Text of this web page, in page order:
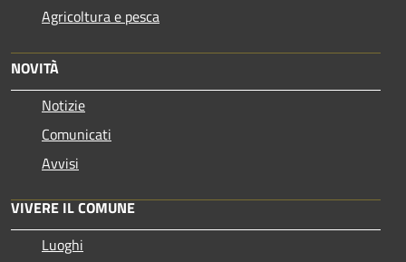
Agricoltura e pesca
NOVITÀ
Notizie
Comunicati
Avvisi
VIVERE IL COMUNE
Luoghi